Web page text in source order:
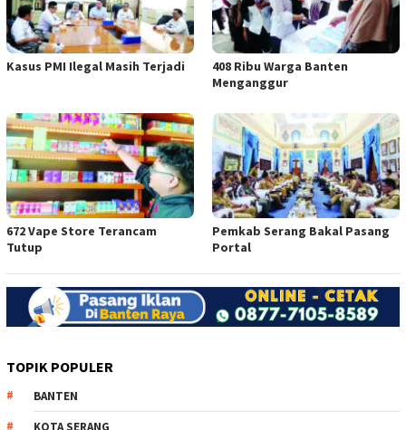
Kasus PMI Ilegal Masih Terjadi
408 Ribu Warga Banten
Menganggur
672 Vape Store Terancam
Tutup
Pemkab Serang Bakal Pasang
Portal
TOPIK POPULER
BANTEN
KOTA SERANG